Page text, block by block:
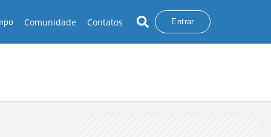
Comunidade Contatos Entrar